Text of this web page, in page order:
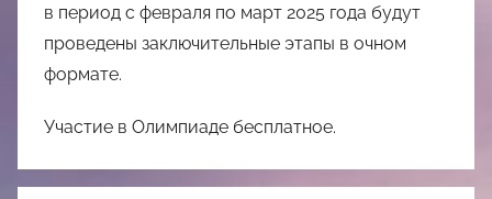
в период с февраля по март 2025 года будут
проведены заключительные этапы в очном
формате.
Участие в Олимпиаде бесплатное.